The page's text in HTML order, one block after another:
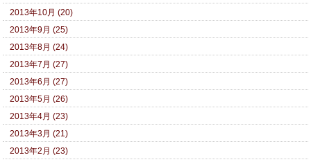
2013年10月 (20)
2013年9月 (25)
2013年8月 (24)
2013年7月 (27)
2013年6月 (27)
2013年5月 (26)
2013年4月 (23)
2013年3月 (21)
2013年2月 (23)